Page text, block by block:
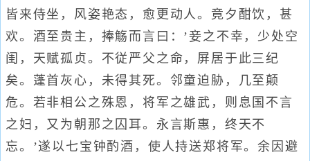
皆来侍坐，风姿艳态，愈更动人。竟夕酣饮，甚
欢。酒至贵主，捧觞而言曰：’妾之不幸，少处空
闺，天赋孤贞。不従严父之命，屏居于此三纪
矣。蓬首灰心，未得其死。邻童迫胁，几至颠
危。若非相公之殊恩，将军之雄武，则息国不言
之妇，又为朝那之囚耳。永言斯惠，终天不
忘。’遂以七宝钟酌酒，使人持送郑将军。余因避